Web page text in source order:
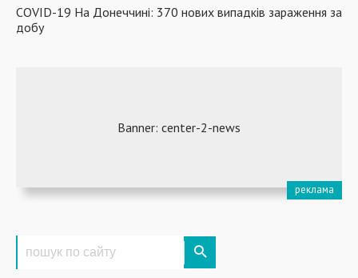
COVID-19 На Донеччині: 370 нових випадків зараження за
добу